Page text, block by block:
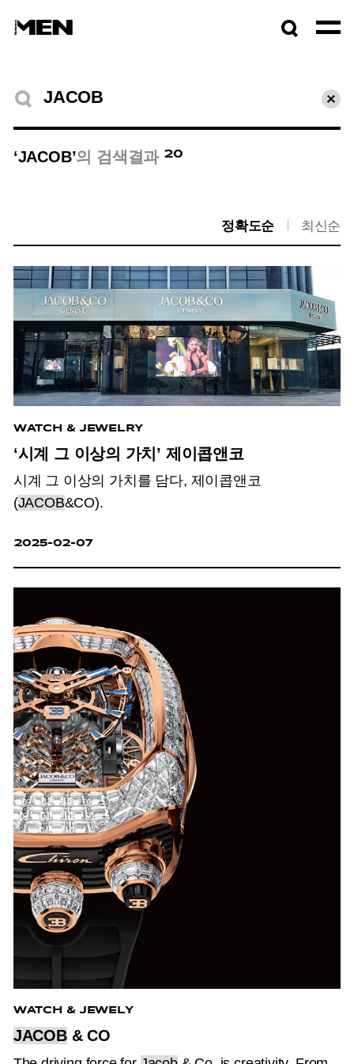
검색결과
초기
‘JACOB’의 검색결과 20
정확도순 최신순
WATCH & JEWELRY
‘시계 그 이상의 가치’ 제이콥앤코
시계 그 이상의 가치를 담다, 제이콥앤코
(JACOB&CO).
2025-02-07
WATCH & JEWELY
JACOB& CO